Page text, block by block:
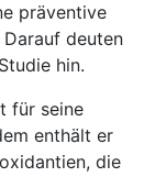
präventive
deuten
hin.
für seine
enthält er
die